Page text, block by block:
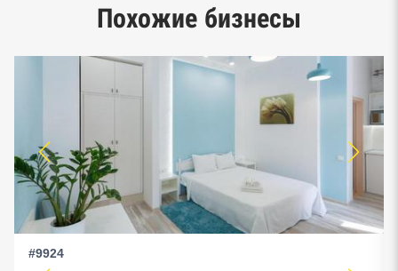
предпринимательства ФНС
Похожие бизнесы
#9924